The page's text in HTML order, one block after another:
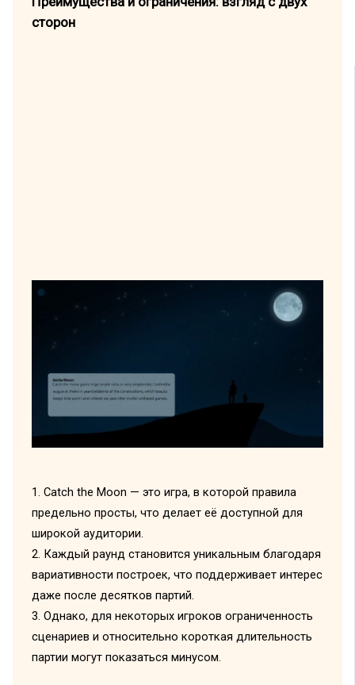
сторон
1. Catch the Moon — это игра, в которой правила
предельно просты, что делает её доступной для
широкой аудитории.
2. Каждый раунд становится уникальным благодаря
вариативности построек, что поддерживает интерес
даже после десятков партий.
3. Однако, для некоторых игроков ограниченность
сценариев и относительно короткая длительность
партии могут показаться минусом.